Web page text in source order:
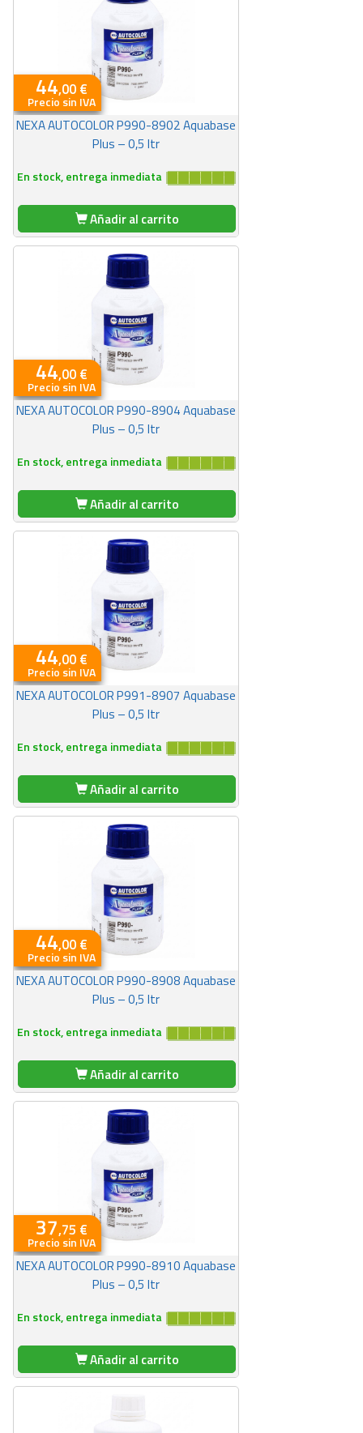
44,00 €
Precio sin IVA
En stock, entrega inmediata
NEXA AUTOCOLOR P990-8902 Aquabase
Plus – 0,5 ltr
Añadir al carrito
44,00 €
Precio sin IVA
En stock, entrega inmediata
NEXA AUTOCOLOR P990-8904 Aquabase
Plus – 0,5 ltr
Añadir al carrito
44,00 €
Precio sin IVA
En stock, entrega inmediata
NEXA AUTOCOLOR P991-8907 Aquabase
Plus – 0,5 ltr
Añadir al carrito
44,00 €
Precio sin IVA
En stock, entrega inmediata
NEXA AUTOCOLOR P990-8908 Aquabase
Plus – 0,5 ltr
Añadir al carrito
37,75 €
Precio sin IVA
En stock, entrega inmediata
NEXA AUTOCOLOR P990-8910 Aquabase
Plus – 0,5 ltr
Añadir al carrito